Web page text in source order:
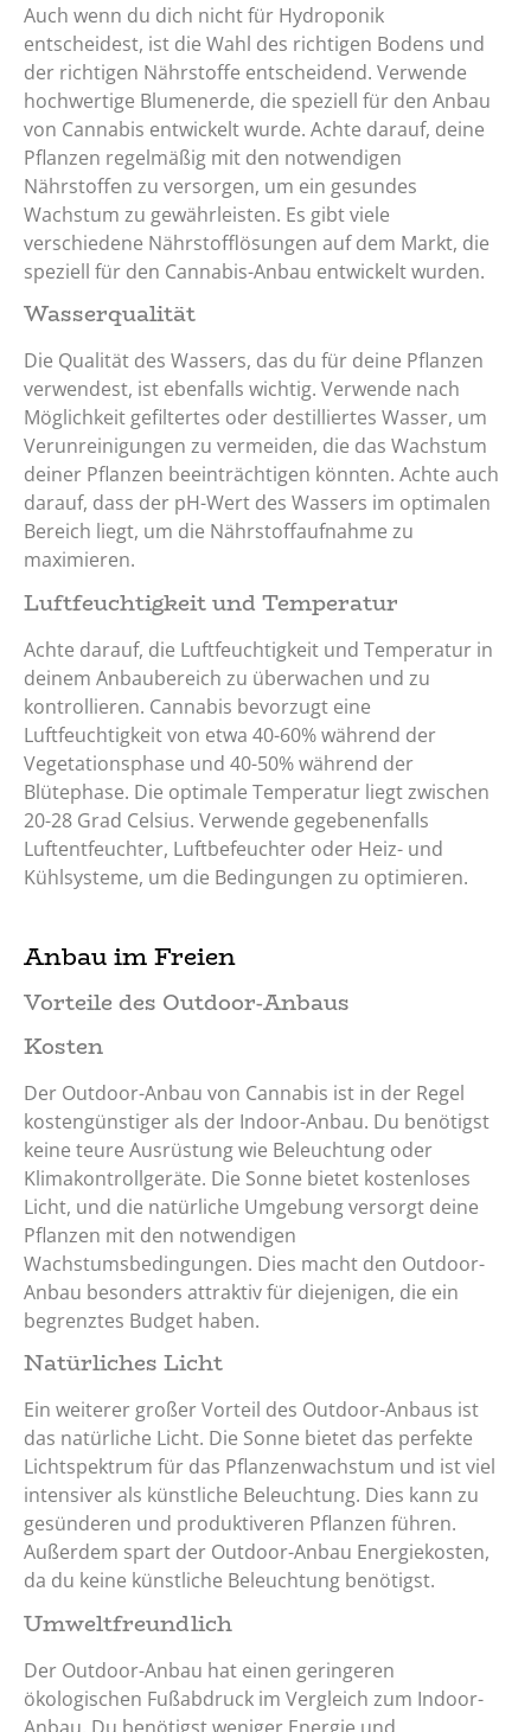
Auch wenn du dich nicht für Hydroponik
entscheidest, ist die Wahl des richtigen Bodens und
der richtigen Nährstoffe entscheidend. Verwende
hochwertige Blumenerde, die speziell für den Anbau
von Cannabis entwickelt wurde. Achte darauf, deine
Pflanzen regelmäßig mit den notwendigen
Nährstoffen zu versorgen, um ein gesundes
Wachstum zu gewährleisten. Es gibt viele
verschiedene Nährstofflösungen auf dem Markt, die
speziell für den Cannabis-Anbau entwickelt wurden.
Wasserqualität
Die Qualität des Wassers, das du für deine Pflanzen
verwendest, ist ebenfalls wichtig. Verwende nach
Möglichkeit gefiltertes oder destilliertes Wasser, um
Verunreinigungen zu vermeiden, die das Wachstum
deiner Pflanzen beeinträchtigen könnten. Achte auch
darauf, dass der pH-Wert des Wassers im optimalen
Bereich liegt, um die Nährstoffaufnahme zu
maximieren.
Luftfeuchtigkeit und Temperatur
Achte darauf, die Luftfeuchtigkeit und Temperatur in
deinem Anbaubereich zu überwachen und zu
kontrollieren. Cannabis bevorzugt eine
Luftfeuchtigkeit von etwa 40-60% während der
Vegetationsphase und 40-50% während der
Blütephase. Die optimale Temperatur liegt zwischen
20-28 Grad Celsius. Verwende gegebenenfalls
Luftentfeuchter, Luftbefeuchter oder Heiz- und
Kühlsysteme, um die Bedingungen zu optimieren.
Anbau im Freien
Vorteile des Outdoor-Anbaus
Kosten
Der Outdoor-Anbau von Cannabis ist in der Regel
kostengünstiger als der Indoor-Anbau. Du benötigst
keine teure Ausrüstung wie Beleuchtung oder
Klimakontrollgeräte. Die Sonne bietet kostenloses
Licht, und die natürliche Umgebung versorgt deine
Pflanzen mit den notwendigen
Wachstumsbedingungen. Dies macht den Outdoor-
Anbau besonders attraktiv für diejenigen, die ein
begrenztes Budget haben.
Natürliches Licht
Ein weiterer großer Vorteil des Outdoor-Anbaus ist
das natürliche Licht. Die Sonne bietet das perfekte
Lichtspektrum für das Pflanzenwachstum und ist viel
intensiver als künstliche Beleuchtung. Dies kann zu
gesünderen und produktiveren Pflanzen führen.
Außerdem spart der Outdoor-Anbau Energiekosten,
da du keine künstliche Beleuchtung benötigst.
Umweltfreundlich
Der Outdoor-Anbau hat einen geringeren
ökologischen Fußabdruck im Vergleich zum Indoor-